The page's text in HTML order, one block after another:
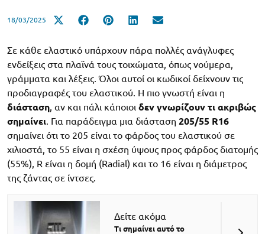
18/03/2025
Σε κάθε ελαστικό υπάρχουν πάρα πολλές ανάγλυφες
ενδείξεις στα πλαϊνά τους τοιχώματα, όπως νούμερα,
γράμματα και λέξεις. Όλοι αυτοί οι κωδικοί δείχνουν τις
προδιαγραφές του ελαστικού. Η πιο γνωστή είναι η
διάσταση, αν και πάλι κάποιοι δεν γνωρίζουν τι ακριβώς
σημαίνει. Για παράδειγμα μια διάσταση 205/55 R16
σημαίνει ότι το 205 είναι το φάρδος του ελαστικού σε
χιλιοστά, το 55 είναι η σχέση ύψους προς φάρδος διατομής
(55%), R είναι η δομή (Radial) και το 16 είναι η διάμετρος
της ζάντας σε ίντσες.
Δείτε ακόμα
Τι σημαίνει αυτό το